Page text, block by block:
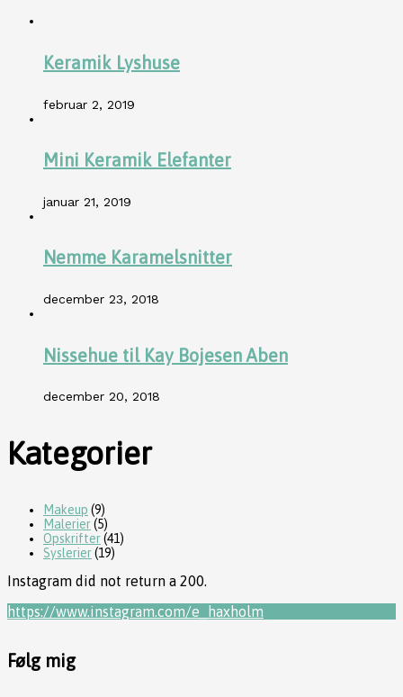
Keramik Lyshuse
februar 2, 2019
Mini Keramik Elefanter
januar 21, 2019
Nemme Karamelsnitter
december 23, 2018
Nissehue til Kay Bojesen Aben
december 20, 2018
Kategorier
Makeup (9)
Malerier(5)
Opskrifter(41)
Syslerier(19)
Instagram did not return a 200.
https://www.instagram.com/e_haxholm
Følg mig